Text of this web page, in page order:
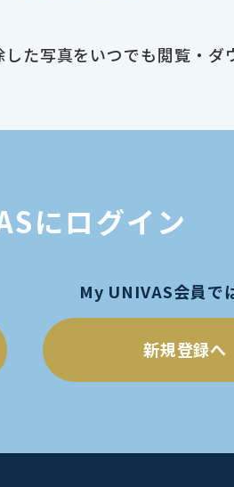
た写真をいつでも閲覧・ダ
にログイン
My UNIVAS会員で
新規登録へ